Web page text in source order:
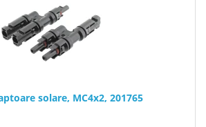
solare, MC4x2, 201765